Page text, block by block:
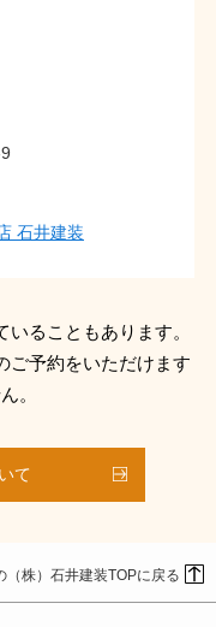
石井建装
ることもあります。
ご予約をいただけます
。
て
（株）石井建装TOPに戻る